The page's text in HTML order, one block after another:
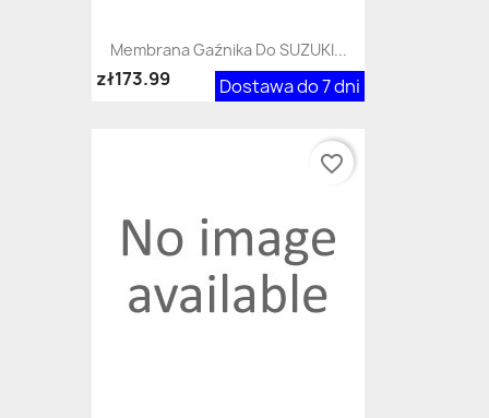
Membrana Gaźnika Do SUZUKI...
Dostawa do 7 dni
zł173.99
favorite_border